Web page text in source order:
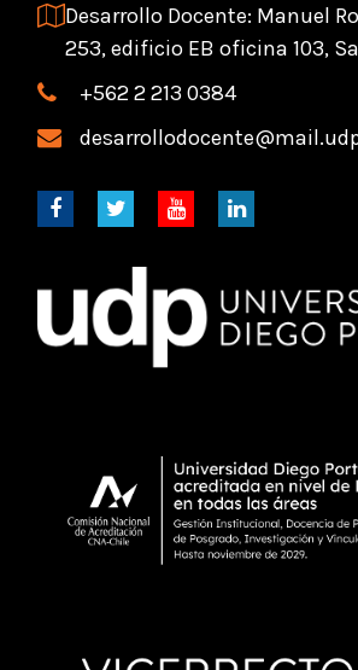
Desarrollo Docente: Manuel
253, edificio EB oficina 103,
+562 2 213 0384